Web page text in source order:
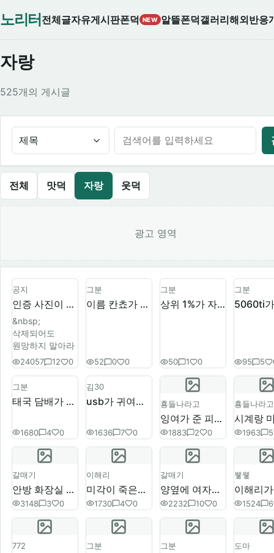
노리터 전체글자유게시판폰덕 NEW 알뜰폰덕갤러리해외반응
자랑
525개의 게시글
제목
전체 맛덕 자랑 웃덕
광고 영역
공지
인증 사진이 없으면 무효임
&nbsp;
삭제되어도
원망하지 말아라
24057 12 0
그분
이름 칸쵸가 자랑
52 0 0
그분
상위 1%가 자랑
50 1 0
그분
5060ti
95 5
그분
태국 담배가 자랑
1680 4 0
김30
usb가 귀여운게 자랑
1636 7 0
횽들나라고
잉여가 준 피자헛 50%쿠폰 사용한게 자랑
1883 2 0
횽들나라고
1963 5
갈매기
안방 화장실 문고리 혼자 교체한게 자랑
3148 3 0
이해리
미각이 죽은게 자랑
1730 4 0
갈매기
양옆에 여자끼고 사진 찍은게 자랑
2232 10 0
윃윃
1524 6
772 그분 그분 도마